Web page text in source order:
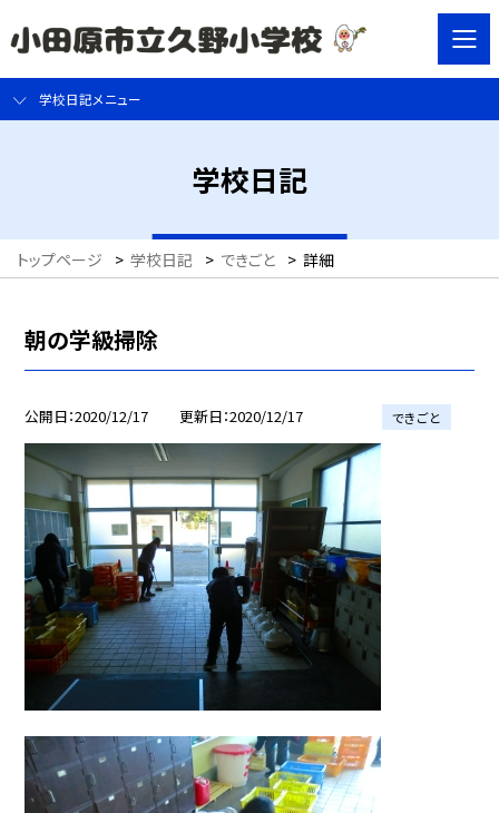
学校日記メニュー
学校日記
トップページ > 学校日記 > できごと > 詳細
朝の学級掃除
公開日 2020/12/17 更新日 2020/12/17 できごと